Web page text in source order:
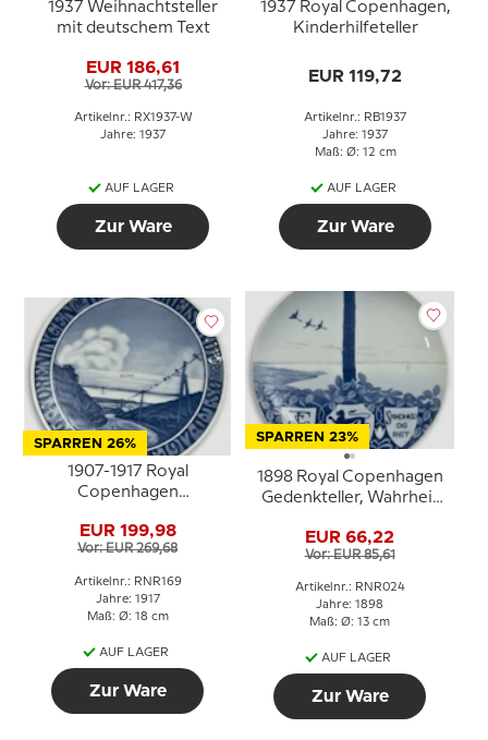
1937 Weihnachtsteller
mit deutschem Text
EUR 186,61
Vor: EUR 417,36
Artikelnr.: RX1937-W
Jahre: 1937
AUF LAGER
Zur Ware
1937 Royal Copenhagen,
Kinderhilfeteller
EUR 119,72
Artikelnr.: RB1937
Jahre: 1937
Maß: Ø: 12 cm
AUF LAGER
Zur Ware
SPARREN 26%
1907-1917 Royal
Copenhagen
EUR 199,98
Vor: EUR 269,68
Artikelnr.: RNR169
Jahre: 1917
Maß: Ø: 18 cm
AUF LAGER
Zur Ware
SPARREN 23%
1898 Royal Copenhagen
Gedenkteller, Wahrheit
EUR 66,22
Vor: EUR 85,61
Artikelnr.: RNR024
Jahre: 1898
Maß: Ø: 13 cm
AUF LAGER
Zur Ware